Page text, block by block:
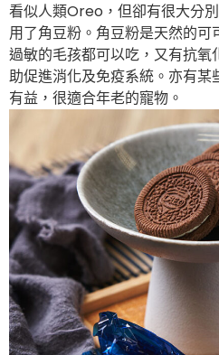
看似人類Oreo，但卻有很大分
用了角豆粉。角豆粉是天然的
過敏的毛孩都可以吃，又有抗氧
助促進消化及免疫系統。亦有
有益，很適合年老的寵物。